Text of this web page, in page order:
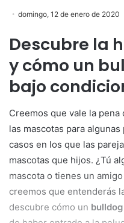
domingo, 12 de enero de 2020
Descubre la
y cómo un
bajo
Creemos que vale la
las mascotas para
casos en los que las
mascotas que hijos. ¿Tú
mascota o tienes un
creemos que entenderás
descubre cómo un